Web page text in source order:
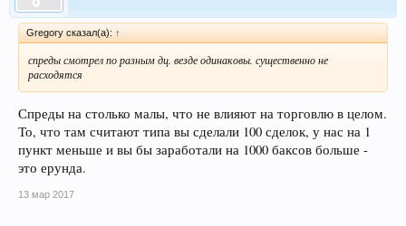
Gregory сказал(а): ↑
спреды смотрел по разным дц. везде одинаковы. существенно не
расходятся
Спреды на столько малы, что не влияют на торговлю в целом.
То, что там считают типа вы сделали 100 сделок, у нас на 1
пункт меньше и вы бы заработали на 1000 баксов больше -
это ерунда.
13 мар 2017